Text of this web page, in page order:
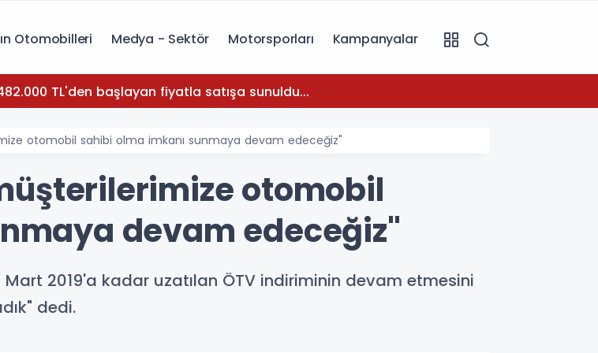
Otomobilleri Medya - Sektör Motorsporları Kampanyalar
TL'den başlayan fiyatla satışa sunuldu...
otomobil sahibi olma imkanı sunmaya devam edeceğiz"
otomobil
devam edeceğiz"
2019'a kadar uzatılan ÖTV indiriminin devam etmesini
dedi.